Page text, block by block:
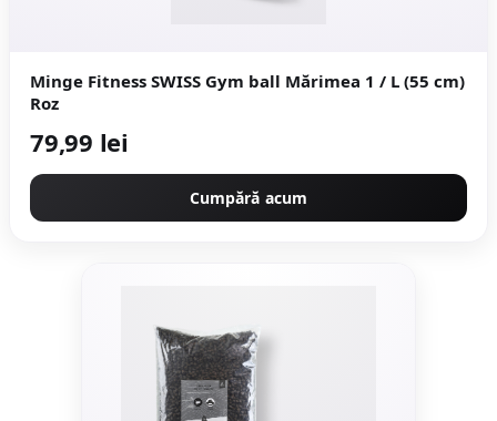
Minge Fitness SWISS Gym ball Mărimea 1 / L (55 cm)
Roz
79,99 lei
Cumpără acum